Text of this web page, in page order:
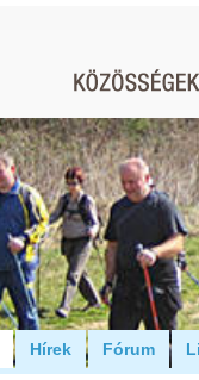
Hírek Fórum